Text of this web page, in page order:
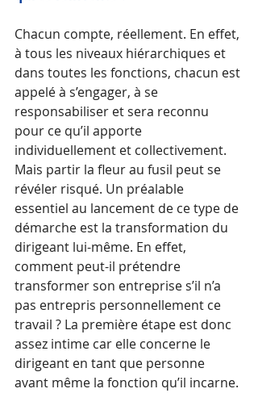
Chacun compte, réellement. En effet,
à tous les niveaux hiérarchiques et
dans toutes les fonctions, chacun est
appelé à s’engager, à se
responsabiliser et sera reconnu
pour ce qu’il apporte
individuellement et collectivement.
Mais partir la fleur au fusil peut se
révéler risqué. Un préalable
essentiel au lancement de ce type de
démarche est la transformation du
dirigeant lui-même. En effet,
comment peut-il prétendre
transformer son entreprise s’il n’a
pas entrepris personnellement ce
travail ? La première étape est donc
assez intime car elle concerne le
dirigeant en tant que personne
avant même la fonction qu’il incarne.